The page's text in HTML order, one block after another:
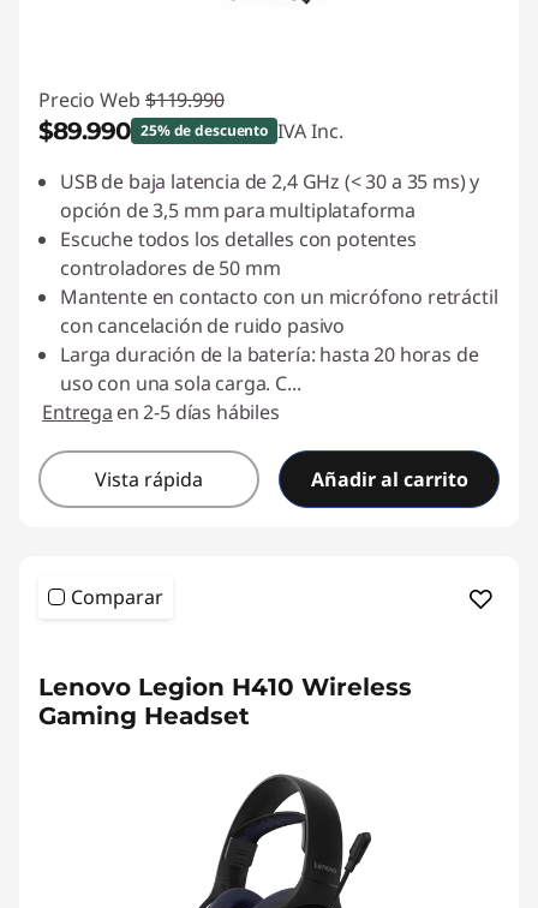
Precio Web $119.990
$89.990 25% de descuento IVA Inc.
Ahorros instantáneos : -$30.000
USB de baja latencia de 2,4 GHz (< 30 a 35 ms) y
opción de 3,5 mm para multiplataforma
Escuche todos los detalles con potentes
controladores de 50 mm
Mantente en contacto con un micrófono retráctil
con cancelación de ruido pasivo
Larga duración de la batería: hasta 20 horas de
uso con una sola carga. C...
Entrega en 2-5 días hábiles
Vista rápida Añadir al carrito
Comparar
Lenovo Legion H410 Wireless
Gaming Headset